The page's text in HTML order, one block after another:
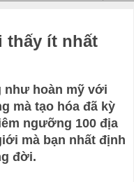
thấy ít nhất
như hoàn mỹ với
mà tạo hóa đã kỳ
ngưỡng 100 địa
mà bạn nhất định
đời.